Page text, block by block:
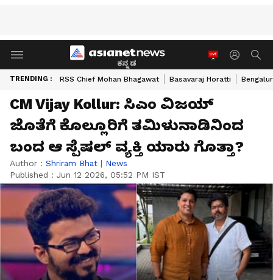
ಕನ್ನಡ
TRENDING : RSS Chief Mohan Bhagawat Basavaraj Horatti
CM Vijay Kollur: ಸಿಎಂ ವಿಜಯ್‌
ಜೊತೆಗೆ ಕೊಲ್ಲೂರಿಗೆ ತಮಿಳುನಾಡಿನಿಂದ
ಬಂದ ಆ ಸ್ಪೆಷಲ್‌ ವ್ಯಕ್ತಿ ಯಾರು ಗೊತ್ತಾ?
Author : Shriram Bhat | News
Published : Jun 12 2026, 05:52 PM IST